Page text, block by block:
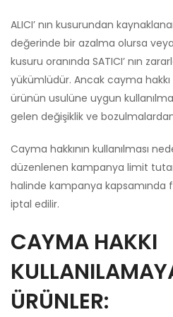
ALICI’ nın kusurundan
değerinde bir azalma olursa veya
kusuru oranında SATICI’ nın
yükümlüdür. Ancak cayma
ürünün usulüne uygun
gelen değişiklik ve
Cayma hakkının kullanılması
düzenlenen kampanya limit
halinde kampanya kapsamında
iptal edilir.
CAYMA HAKKI
ÜRÜNLER: